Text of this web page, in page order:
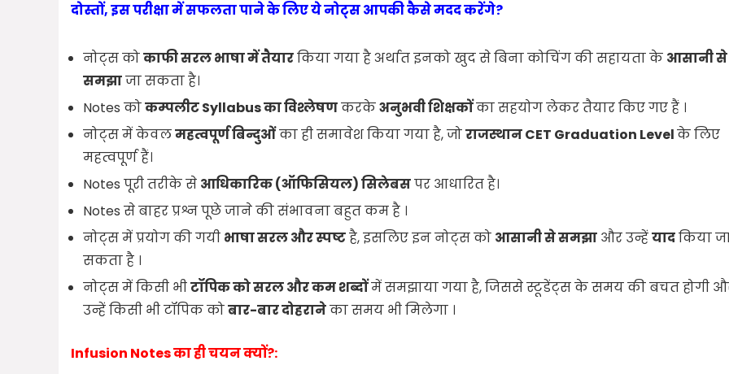
दोस्तों, इस परीक्षा में सफलता पाने के लिए ये नोट्स आपकी कैसे मदद करेंगे?
नोट्स कोकाफी सरल भाषा में तैयारकिया गया है अर्थात इनको खुद से बिना कोचिंग की सहायता के आसानी से
समझाजा सकता है।
Notes कोकम्पलीट Syllabus का विश्लेषणकरकेअनुभवी शिक्षकोंका सहयोग लेकर तैयार किए गए हैं ।
नोट्स में केवलमहत्वपूर्ण बिन्दुओंका ही समावेश किया गया है, जोराजस्थान CET Graduation Levelके लिए
महत्वपूर्ण हैं।
Notes पूरी तरीके से आधिकारिक (ऑफिसियल) सिलेबसपर आधारित है।
Notes से बाहर प्रश्न पूछे जाने की संभावना बहुत कम है ।
नोट्स में प्रयोग की गयी भाषा सरल और स्पष्टहै, इसलिए इन नोट्स को आसानी से समझा और उन्हेंयादकिया
सकता है ।
नोट्स में किसी भीटॉपिक को सरल और कम शब्दोंमें समझाया गया है, जिससे स्टूडेंट्स के समय की बचत होगी
उन्हें किसी भी टॉपिक कोबार-बार दोहरानेका समय भी मिलेगा ।
Infusion Notes का ही चयन क्यों?: